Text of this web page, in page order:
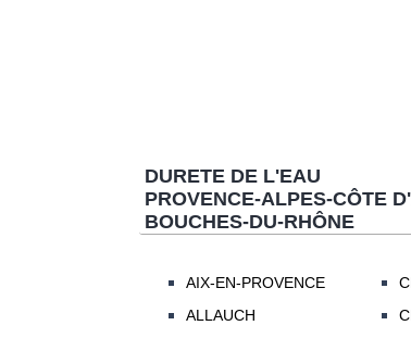
DURETE DE L'EAU
PROVENCE-ALPES-CÔTE
BOUCHES-DU-RHÔNE
AIX-EN-PROVENCE
ALLAUCH